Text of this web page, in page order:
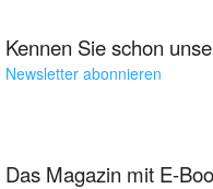
Kennen Sie schon
Newsletter abonnieren
Das Magazin mit E-